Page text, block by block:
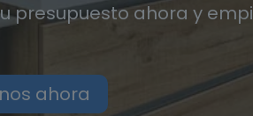
presupuesto ahora y
ahora